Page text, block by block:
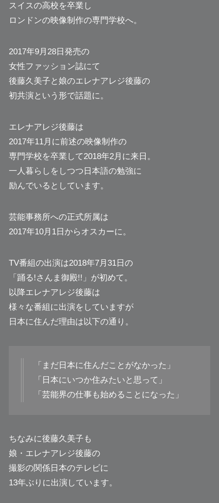
スイスの高校を卒業し
ロンドンの映像制作の専門学校へ。
2017年9月28日発売の
女性ファッション誌にて
後藤久美子と娘のエレナアレジ後藤の
初共演という形で話題に。
エレナアレジ後藤は
2017年11月に前述の映像制作の
専門学校を卒業して2018年2月に来日。
一人暮らしをしつつ日本語の勉強に
励んでいるとしています。
芸能事務所への正式所属は
2017年10月1日からオスカーに。
TV番組の出演は2018年7月31日の
「踊る!さんま御殿!!」が初めて。
以降エレナアレジ後藤は
様々な番組に出演をしていますが
日本に住んだ理由は以下の通り。
「まだ日本に住んだことがなかった」
「日本にいつか住みたいと思って」
「芸能界の仕事も始めることになった」
ちなみに後藤久美子も
娘・エレナアレジ後藤の
撮影の関係日本のテレビに
13年ぶりに出演しています。